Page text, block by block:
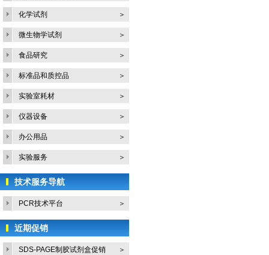
化学试剂 ＞
微生物学试剂 ＞
食品研究 ＞
标准品和质控品 ＞
实验室耗材 ＞
仪器设备 ＞
办公用品 ＞
实验服务 ＞
技术服务导航
PCR技术平台 ＞
近期促销
SDS-PAGE制胶试剂盒促销
＞